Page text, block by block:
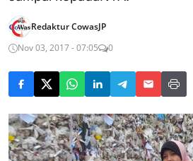
Redaktur CowasJP
Nov 03, 2017 - 07:05
0